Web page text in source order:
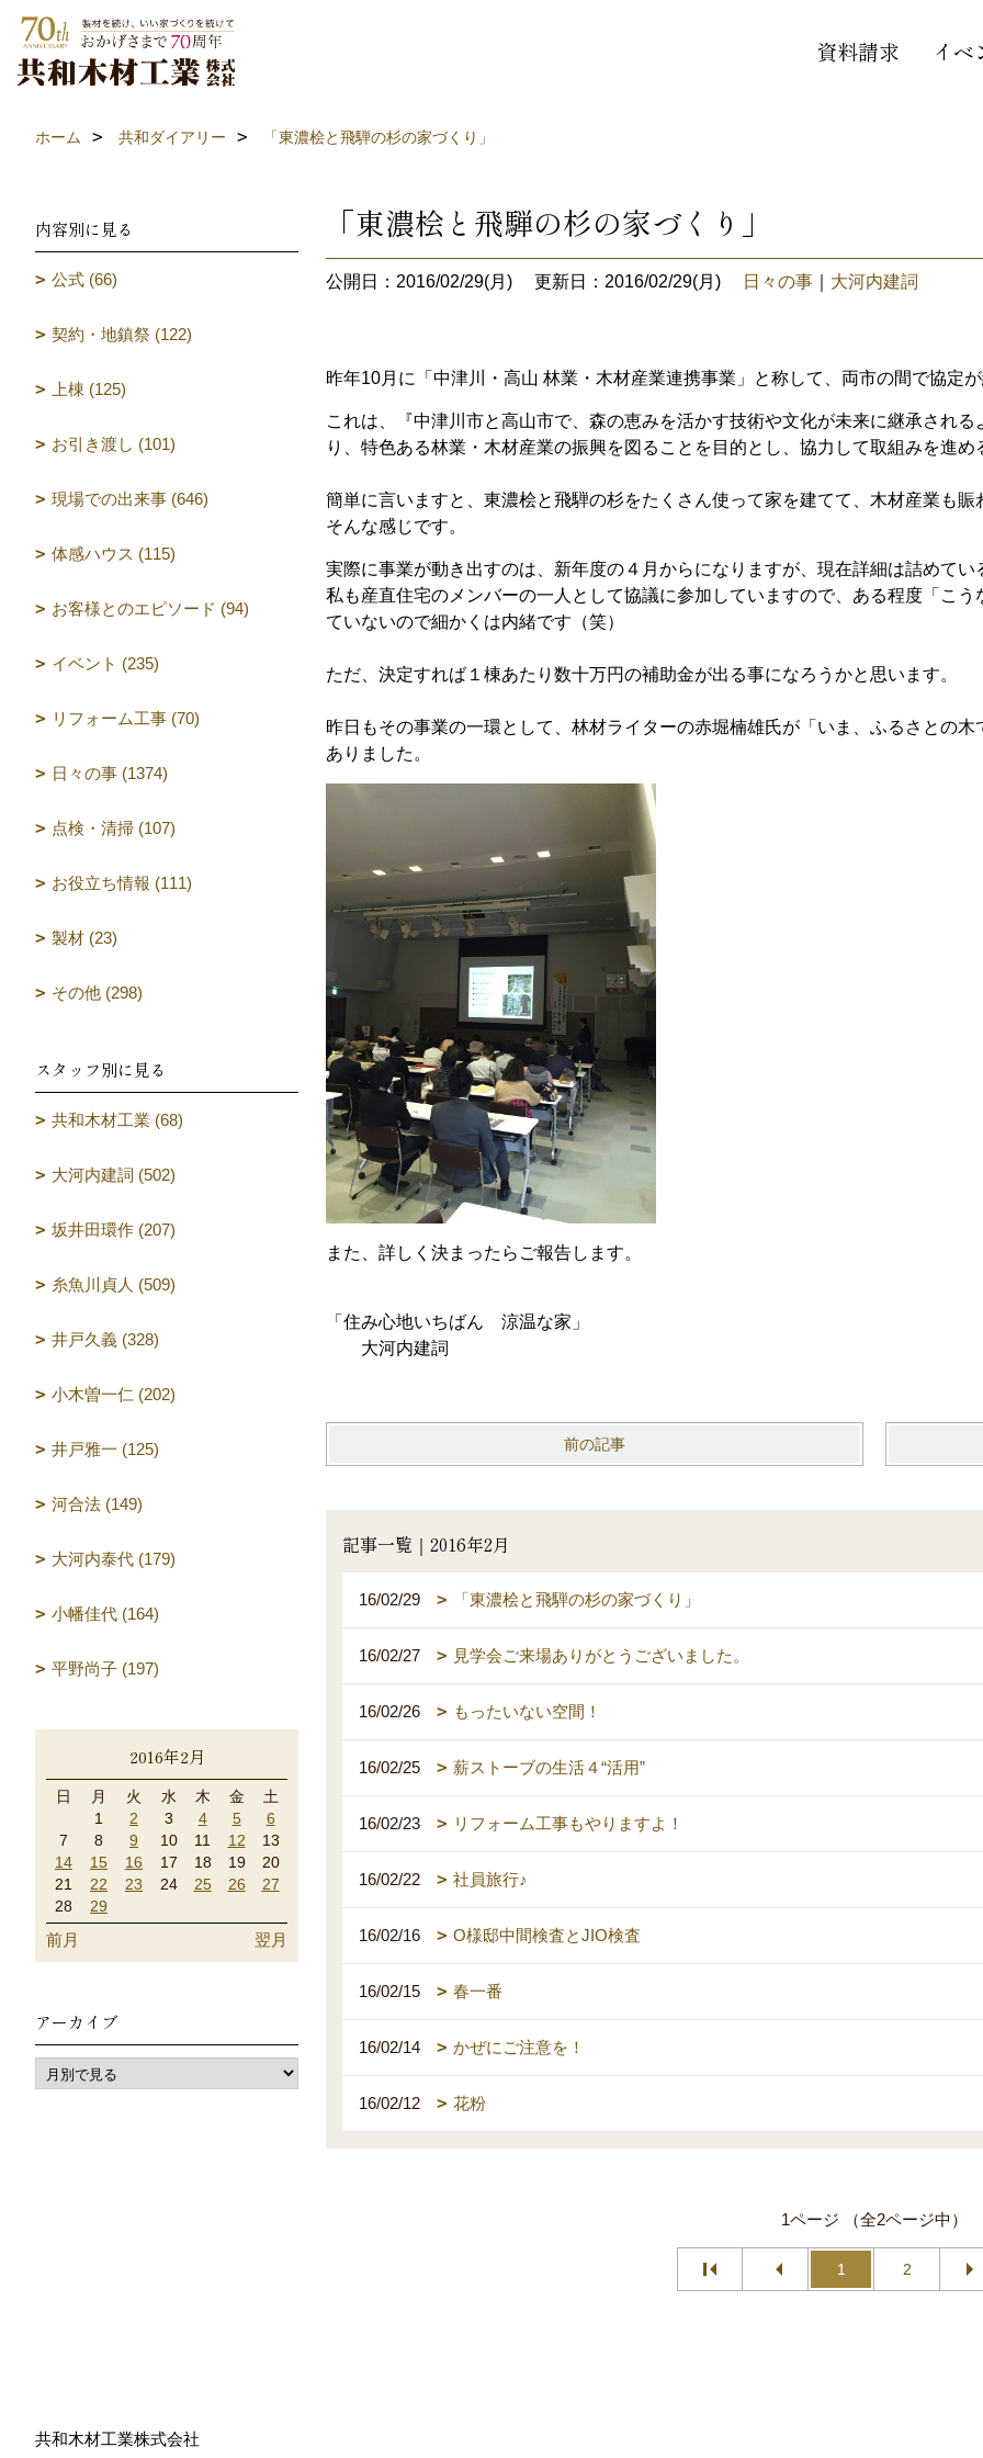
資料請求 イベ
ホーム 共和ダイアリー 「東濃桧と飛騨の杉の家づくり」
「東濃桧と飛騨の杉の家づくり」
公開日：2016/02/29(月) 更新日：2016/02/29(月) 日々の事 大河内建詞
昨年10月に「中津川・高山 林業・木材産業連携事業」と称して、両市の間で協定
これは、『中津川市と高山市で、森の恵みを活かす技術や文化が未来に継承され
り、特色ある林業・木材産業の振興を図ることを目的とし、協力して取組みを進
簡単に言いますと、東濃桧と飛騨の杉をたくさん使って家を建てて、木材産業も
そんな感じです。
実際に事業が動き出すのは、新年度の４月からになりますが、現在詳細は詰めてい
私も産直住宅のメンバーの一人として協議に参加していますので、ある程度「こ
ていないので細かくは内緒です（笑）
ただ、決定すれば１棟あたり数十万円の補助金が出る事になろうかと思います。
昨日もその事業の一環として、林材ライターの赤堀楠雄氏が「いま、ふるさとの
ありました。
また、詳しく決まったらご報告します。
「住み心地いちばん 涼温な家」
大河内建詞
前の記事
記事一覧｜2016年2月
16/02/29 「東濃桧と飛騨の杉の家づくり」
16/02/27 見学会ご来場ありがとうございました。
16/02/26 もったいない空間！
16/02/25 薪ストーブの生活４“活用”
16/02/23 リフォーム工事もやりますよ！
16/02/22 社員旅行♪
16/02/16 O様邸中間検査とJIO検査
16/02/15 春一番
16/02/14 かぜにご注意を！
16/02/12 花粉
1ページ （全2ページ中）
1 2
内容別に見る
公式 (66)
契約・地鎮祭 (122)
上棟 (125)
お引き渡し (101)
現場での出来事 (646)
体感ハウス (115)
お客様とのエピソード (94)
イベント (235)
リフォーム工事 (70)
日々の事 (1374)
点検・清掃 (107)
お役立ち情報 (111)
製材 (23)
その他 (298)
スタッフ別に見る
共和木材工業 (68)
大河内建詞 (502)
坂井田環作 (207)
糸魚川貞人 (509)
井戸久義 (328)
小木曽一仁 (202)
井戸雅一 (125)
河合法 (149)
大河内泰代 (179)
小幡佳代 (164)
平野尚子 (197)
2016年2月
日 月 火 水 木 金
土
1
2 3 4 5
6
7
8 9 10 11 12
13
14
15 16 17 18 19
20
21
22 23 24 25 26
27
28
29
前月 翌月
アーカイブ
共和木材工業株式会社